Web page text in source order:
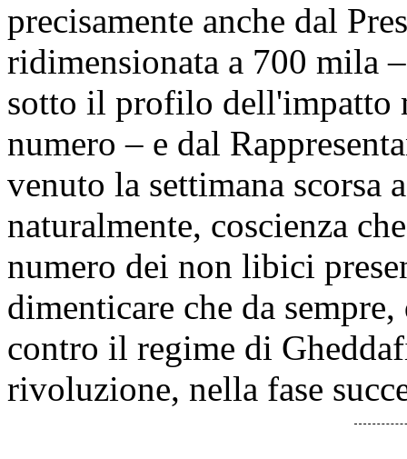
precisamente anche dal
ridimensionata a 700 mila
sotto il profilo dell'impatto
numero – e dal
venuto la settimana scorsa
naturalmente, coscienza
numero dei non libici
dimenticare che da
contro il regime di
rivoluzione, nella fase